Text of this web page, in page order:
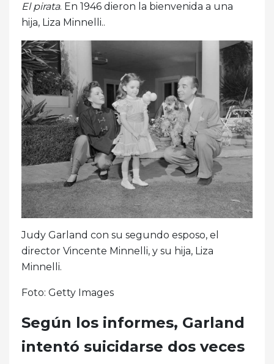
El pirata. En 1946 dieron la bienvenida a una
hija, Liza Minnelli..
Judy Garland con su segundo esposo, el
director Vincente Minnelli, y su hija, Liza
Minnelli.
Foto: Getty Images
Según los informes, Garland
intentó suicidarse dos veces